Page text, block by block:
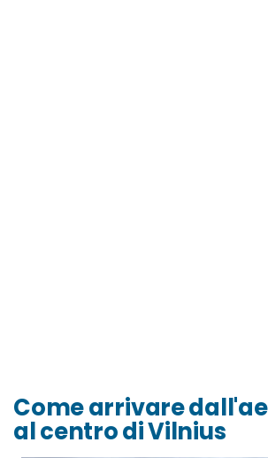
Come arrivare
al centro di Vilnius